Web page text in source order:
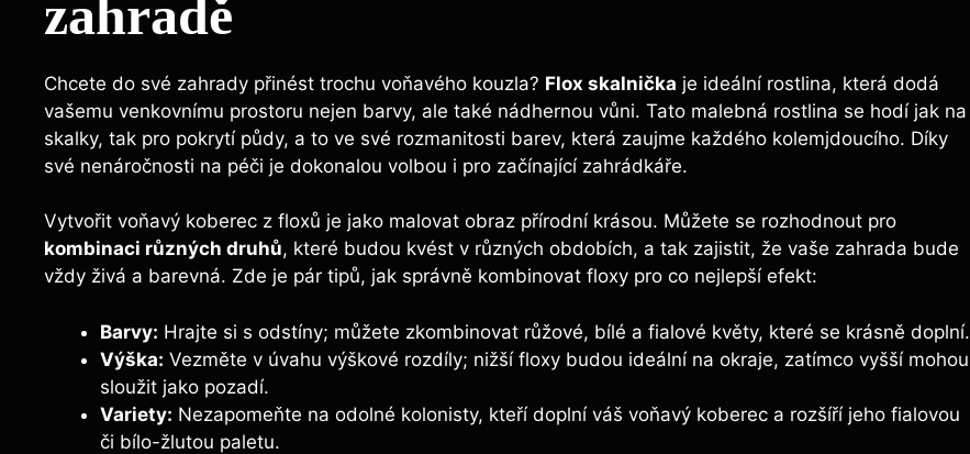
zahradě
Chcete do své zahrady přinést trochu voňavého kouzla? Flox skalnička je ideální rostlina, která dodá
vašemu venkovnímu prostoru nejen barvy, ale také nádhernou vůni. Tato malebná rostlina se hodí jak na
skalky, tak pro pokrytí půdy, a to ve své rozmanitosti barev, která zaujme každého kolemjdoucího. Díky
své nenáročnosti na péči je dokonalou volbou i pro začínající zahrádkáře.
Vytvořit voňavý koberec z floxů je jako malovat obraz přírodní krásou. Můžete se rozhodnout pro
kombinaci různých druhů, které budou kvést v různých obdobích, a tak zajistit, že vaše zahrada bude
vždy živá a barevná. Zde je pár tipů, jak správně kombinovat floxy pro co nejlepší efekt:
Barvy: Hrajte si s odstíny; můžete zkombinovat růžové, bílé a fialové květy, které se krásně doplní.
Výška: Vezměte v úvahu výškové rozdíly; nižší floxy budou ideální na okraje, zatímco vyšší mohou
sloužit jako pozadí.
Variety: Nezapomeňte na odolné kolonisty, kteří doplní váš voňavý koberec a rozšíří jeho fialovou
či bílo-žlutou paletu.